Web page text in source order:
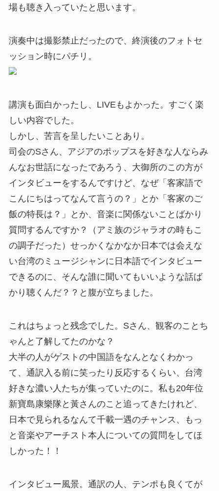
場も聴き入っていたと思います。
演奏中は撮影禁止だったので、終演後のフォトセ
ッション時にパチリ。
講演も面白かったし、LIVEもよかった。すごく楽
しい内容でした。
しかし、苦言を呈したいことあり。
司会のSさん、アジアのポップスを好きな人ならみ
んなお世話になったであろう、大御所のこの方が
インタビューをするんですけど、なぜ「客家語で
こんにちはってなんて言うの？」とか「客家のご
飯の特長は？」とか、音楽に関係ないことばかり
質問するんですか？（アミ族のジャラオの時もこ
の調子だった）せっかくなかなか日本では会えな
い台湾のミュージシャンに日本語でインタビュー
できるのに、そんな誰に聞いてもいいような話ば
かり聴くんだ？？と腹が立ちました。
これはちょっと残念でした。Sさん、観客のことち
ゃんと了解してたのかな？
大半の人がゲストの中国語をなんとなくわかっ
て、通訳入る前に笑ったり反応するくらい、台湾
好きな濃い人たちが集っていたのに。私も20年位
新寶島康樂隊と黃さんのこと追ってきたけれど、
日本で見られるなんて千載一遇のチャンス、もっ
と音楽やアーチスト本人についての質問をしてほ
しかった！！
インタビュー風景。通訳の人、テンポも良くてが